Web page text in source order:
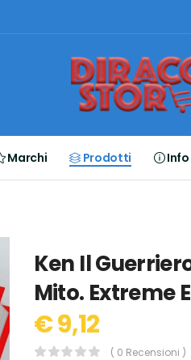
Marchi Prodotti Info
Ken Il
Mito. Extreme
€ 9,12
( 0 Recensioni )